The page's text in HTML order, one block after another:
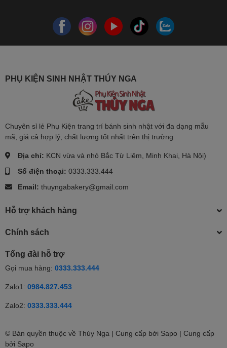
PHỤ KIỆN SINH NHẬT THÚY NGA
Chuyên sỉ lẻ Phụ Kiện trang trí bánh sinh nhật với đa dạng mẫu
mã, giá cả hợp lý, chất lượng tốt nhất trên thị trường
Địa chỉ: KCN vừa và nhỏ Bắc Từ Liêm, Minh Khai, Hà Nội)
Số điện thoại: 0333.333.444
Email: thuyngabakery@gmail.com
Hỗ trợ khách hàng
Chính sách
Tổng đài hỗ trợ
Gọi mua hàng: 0333.333.444
Zalo1: 0984.827.453
Zalo2: 0333.333.444
© Bản quyền thuộc về Thúy Nga | Cung cấp bởi Sapo | Cung cấp
bởi Sapo